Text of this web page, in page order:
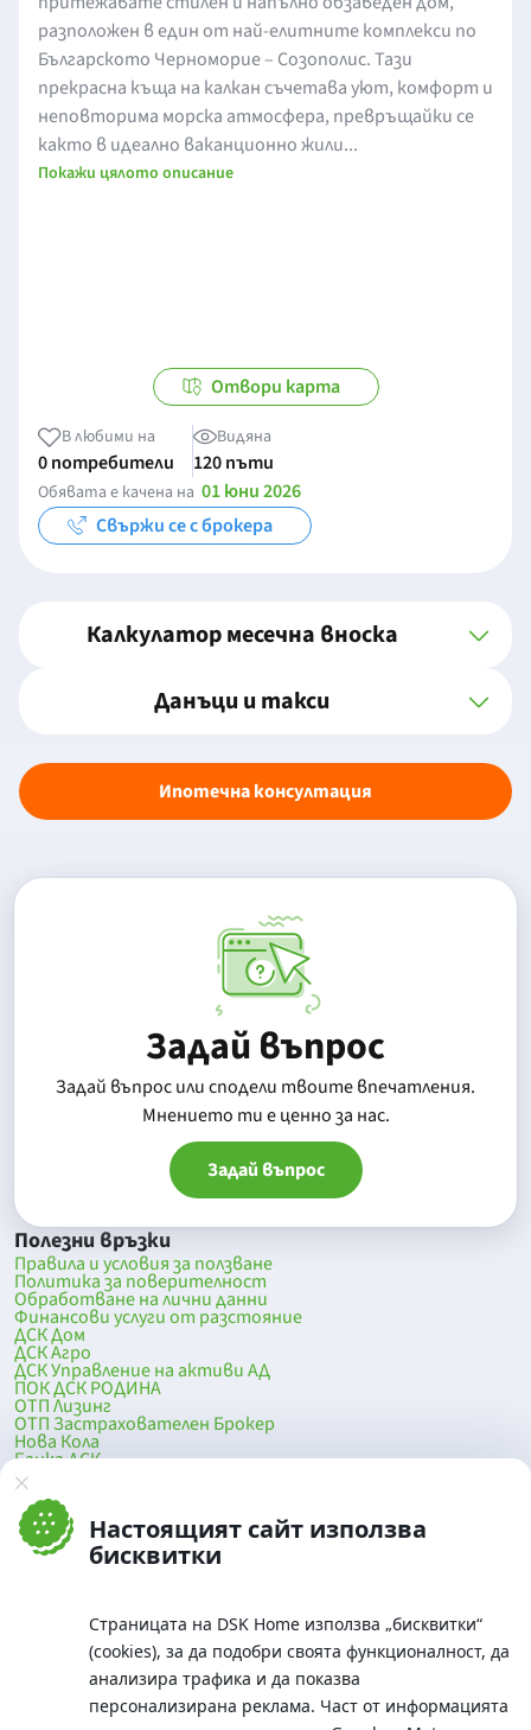
Настоящият сайт използва
бисквитки
Страницата на DSK Home използва „бисквитки“
(cookies), за да подобри своята функционалност, да
анализира трафика и да показва
персонализирана реклама. Част от информацията
разположен в един от най-елитните комплекси по
Българското Черноморие – Созополис. Тази
прекрасна къща на калкан съчетава уют, комфорт и
неповторима морска атмосфера, превръщайки се
както в идеално ваканционно жили...
Покажи цялото описание
Отвори карта
В любими на
0 потребители
Видяна
120 пъти
Обявата е качена на 01 юни 2026
Свържи се с брокера
Калкулатор месечна вноска
Данъци и такси
Ипотечна консултация
Задай въпрос
Задай въпрос или сподели твоите впечатления.
Mнението ти е ценно за нас.
Задай въпрос
Полезни връзки
Правила и условия за ползване
Политика за поверителност
Обработване на лични данни
Финансови услуги от разстояние
ДСК Дом
ДСК Агро
ДСК Управление на активи АД
ПОК ДСК РОДИНА
ОТП Лизинг
ОТП Застрахователен Брокер
Нова Кола
Банка ДСК
DSK Mobile
Оферти за продажба от Банка ДСК
Клонова мрежа и банкомати
До началото на страницата